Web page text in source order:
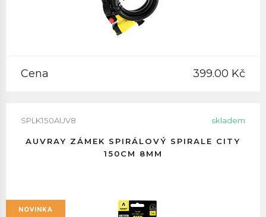
Cena 399.00 Kč
SPLK150AUV8 skladem
AUVRAY ZÁMEK SPIRÁLOVÝ SPIRALE CITY
150CM 8MM
NOVINKA